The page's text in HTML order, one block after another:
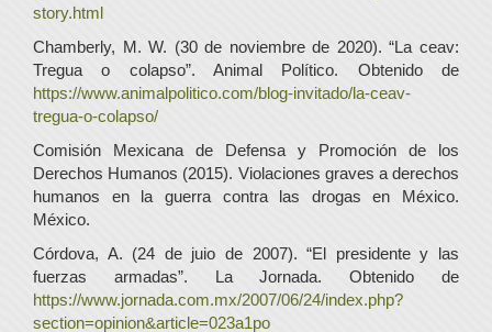
story.html
Chamberly, M. W. (30 de noviembre de 2020). “La ceav:
Tregua o colapso”. Animal Político. Obtenido de
https://www.animalpolitico.com/blog-invitado/la-ceav-
tregua-o-colapso/
Comisión Mexicana de Defensa y Promoción de los
Derechos Humanos (2015). Violaciones graves a derechos
humanos en la guerra contra las drogas en México.
México.
Córdova, A. (24 de juio de 2007). “El presidente y las
fuerzas armadas”. La Jornada. Obtenido de
https://www.jornada.com.mx/2007/06/24/index.php?
section=opinion&article=023a1po